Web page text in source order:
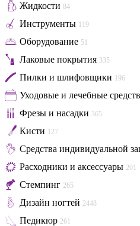
Жидкости 84
Инструменты 119
Оборудование 51
Лаковые покрытия 335
Пилки и шлифовщики 196
Уходовые и лечебные
Фрезы и насадки 365
Кисти 127
Средства индивидуальной
Расходники и аксессуары 201
Стемпинг 265
Дизайн ногтей 2448
Педикюр 261